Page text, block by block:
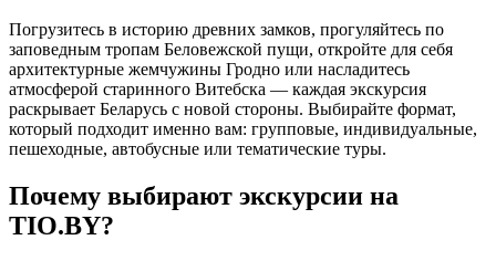
Погрузитесь в историю древних замков, прогуляйтесь по
заповедным тропам Беловежской пущи, откройте для себя
архитектурные жемчужины Гродно или насладитесь
атмосферой старинного Витебска — каждая экскурсия
раскрывает Беларусь с новой стороны. Выбирайте формат,
который подходит именно вам: групповые, индивидуальные,
пешеходные, автобусные или тематические туры.
Почему выбирают экскурсии на
TIO.BY?